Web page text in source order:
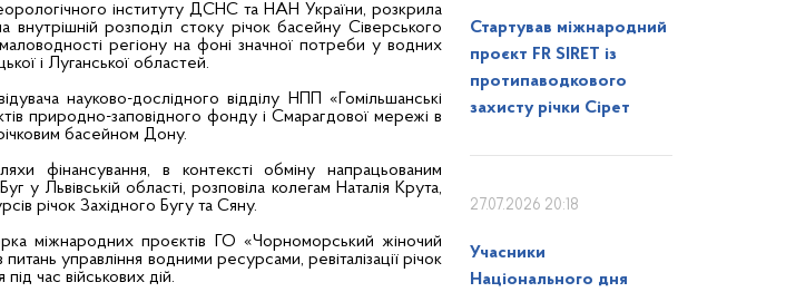
інституту ДСНС та НАН України, розкрила
внутрішній розподіл стоку річок басейну Сіверського
регіону на фоні значної потреби у водних
і Луганської областей.
науково-дослідного відділу НПП «Гомільшанські
природно-заповідного фонду і Смарагдової мережі в
басейном Дону.
фінансування, в контексті обміну напрацьованим
у Львівській області, розповіла колегам Наталія Крута,
річок Західного Бугу та Сяну.
міжнародних проєктів ГО «Чорноморський жіночий
управління водними ресурсами, ревіталізації річок
час військових дій.
Стартував міжнародний
проєкт FR SIRET із
протипаводкового
захисту річки Сірет
27.07.2026 20:18
Учасники
Національного дня